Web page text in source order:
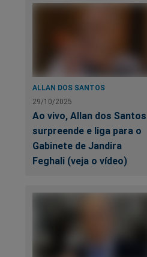
ALLAN DOS SANTOS
29/10/2025
Ao vivo, Allan dos Santos
surpreende e liga para o
Gabinete de Jandira
Feghali (veja o vídeo)